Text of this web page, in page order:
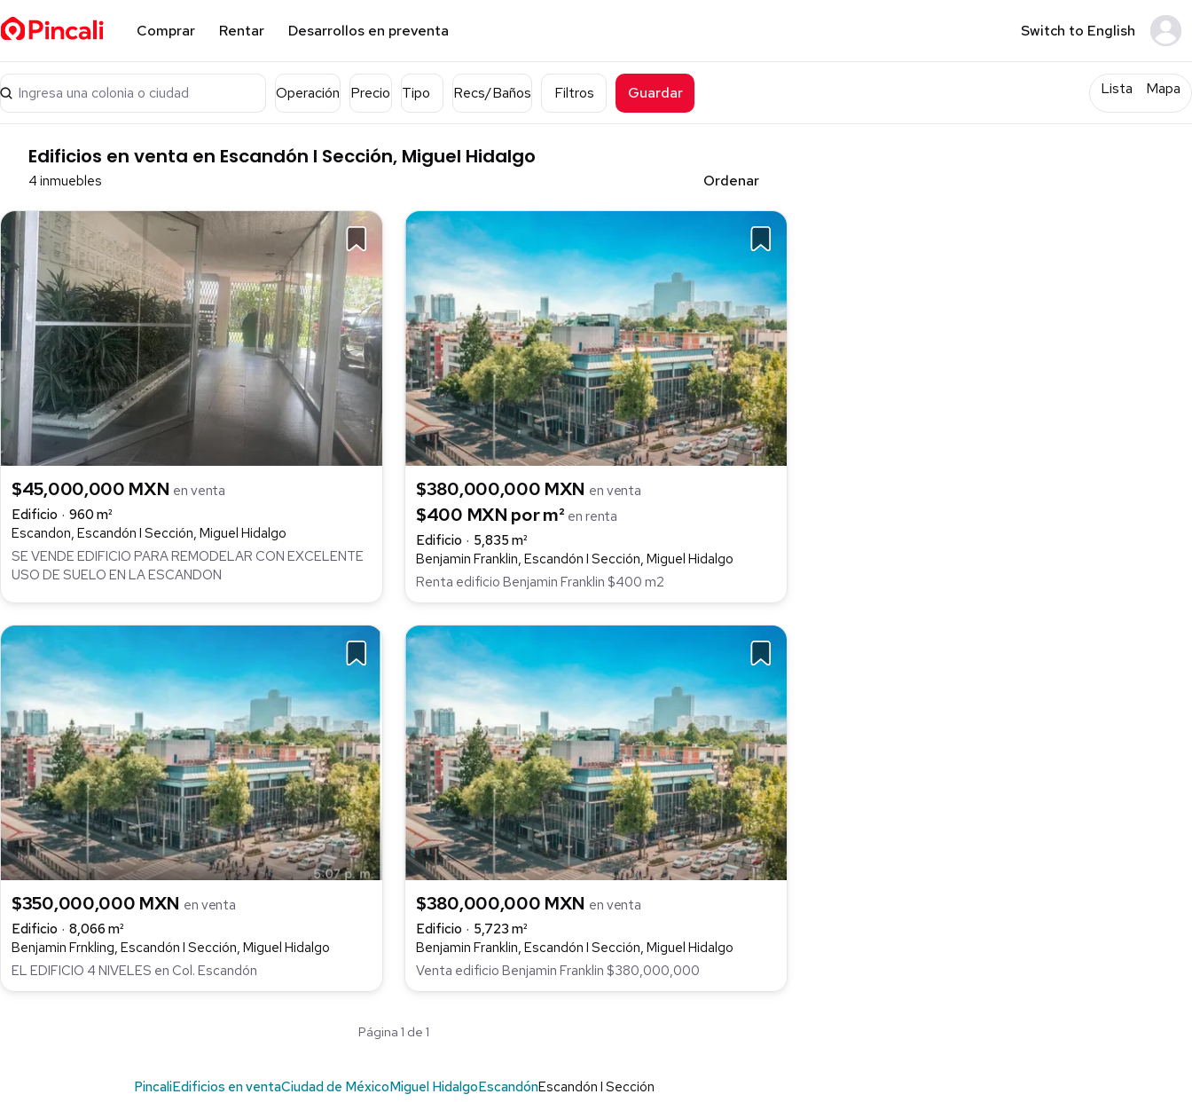
Comprar Rentar Desarrollos en preventa Switch to English
Ingresa una colonia o ciudad Operación Precio Tipo Recs/Baños Filtros Guardar Lista Mapa
Edificios en venta en Escandón I Sección, Miguel Hidalgo
4 inmuebles Ordenar
$45,000,000 MXN en venta
Edificio
960 m²
Escandon, Escandón I Sección, Miguel Hidalgo
SE VENDE EDIFICIO PARA REMODELAR CON EXCELENTE
USO DE SUELO EN LA ESCANDON
$380,000,000 MXN en venta
$400 MXN por m² en renta
Edificio
5,835 m²
Benjamin Franklin, Escandón I Sección, Miguel Hidalgo
Renta edificio Benjamin Franklin $400 m2
$350,000,000 MXN en venta
Edificio
8,066 m²
Benjamin Frnkling, Escandón I Sección, Miguel Hidalgo
EL EDIFICIO 4 NIVELES en Col. Escandón
$380,000,000 MXN en venta
Edificio
5,723 m²
Benjamin Franklin, Escandón I Sección, Miguel Hidalgo
Venta edificio Benjamin Franklin $380,000,000
Página 1 de 1
PincaliEdificios en ventaCiudad de MéxicoMiguel HidalgoEscandónEscandón I Sección